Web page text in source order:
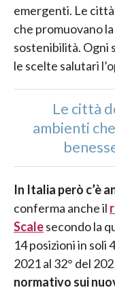
emergenti. Le
che promuovano
sostenibilità. Ogni
le scelte salutari
Le città
ambienti
In Italia però c’è
conferma anche il
Scalesecondo la
14 posizioni in soli
2021 al 32° del
normativo sui